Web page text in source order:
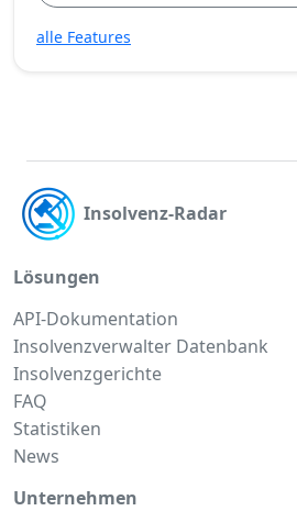
alle Features
Insolvenz-Radar
Lösungen
API-Dokumentation
Insolvenzverwalter Datenbank
Insolvenzgerichte
FAQ
Statistiken
News
Unternehmen